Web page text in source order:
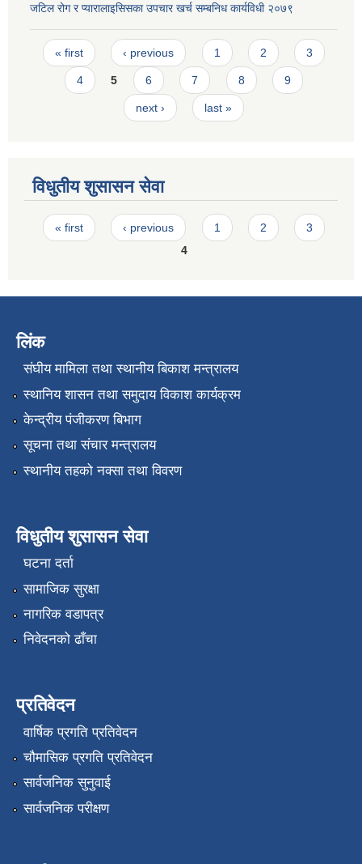
जटिल रोग र प्यारालाइसिसका उपचार खर्च सम्बनिध कार्यविधी २०७९
Pages
« first ‹ previous 1 2 3
4 5 6 7 8 9
next › last »
विधुतीय शुसासन सेवा
Pages
« first ‹ previous 1 2
3
4
लिंक
संघीय मामिला तथा स्थानीय बिकाश मन्त्रालय
स्थानिय शासन तथा समुदाय विकाश कार्यक्रम
केन्द्रीय पंजीकरण बिभाग
सूचना तथा संचार मन्त्रालय
स्थानीय तहको नक्सा तथा विवरण
विधुतीय शुसासन सेवा
घटना दर्ता
सामाजिक सुरक्षा
नागरिक वडापत्र
निवेदनको ढाँचा
प्रतिवेदन
वार्षिक प्रगति प्रतिवेदन
चौमासिक प्रगति प्रतिवेदन
सार्वजनिक सुनुवाई
सार्वजनिक परीक्षण